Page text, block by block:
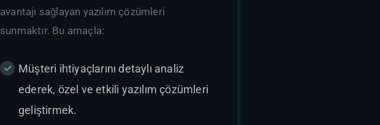
avantajı sağlayan yazılım çözümleri
sunmaktır. Bu amaçla:
Müşteri ihtiyaçlarını detaylı analiz
ederek, özel ve etkili yazılım çözümleri
geliştirmek.